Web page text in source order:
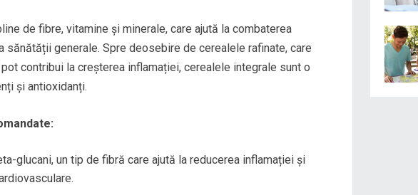
de fibre, vitamine și minerale, care ajută la combaterea
sănătății generale. Spre deosebire de cerealele rafinate, care
contribui la creșterea inflamației, cerealele integrale sunt o
și antioxidanți.
glucani, un tip de fibră care ajută la reducerea inflamației și